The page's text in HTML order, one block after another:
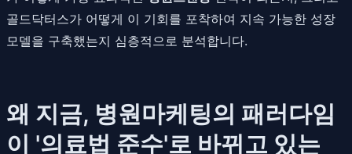
골드닥터스가 어떻게 이 기회를 포착하여 지속 가능한 성장
모델을 구축했는지 심층적으로 분석합니다.
왜 지금, 병원마케팅의 패러다임
이 '의료법 준수'로 바뀌고 있는